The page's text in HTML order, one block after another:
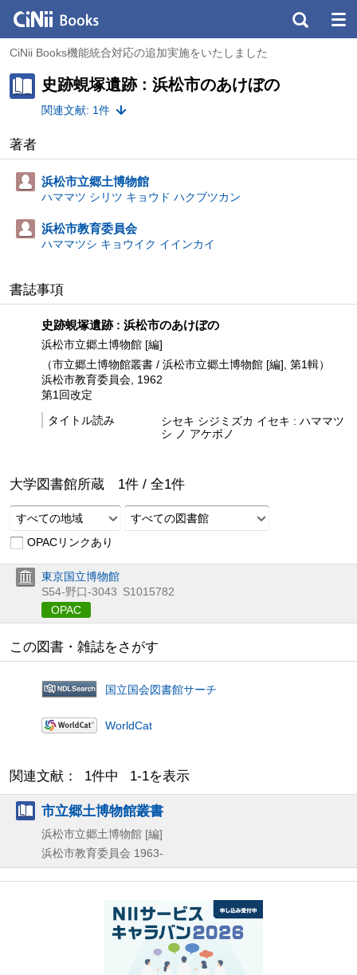
CiNii Books機能統合対応の追加実施をいたしました
史跡蜆塚遺跡 : 浜松市のあけぼの
関連文献: 1件
著者
浜松市立郷土博物館
ハママツ シリツ キョウド ハクブツカン
浜松市教育委員会
ハママツシ キョウイク イインカイ
書誌事項
史跡蜆塚遺跡 : 浜松市のあけぼの
浜松市立郷土博物館 [編]
（市立郷土博物館叢書 / 浜松市立郷土博物館 [編], 第1輯）
浜松市教育委員会, 1962
第1回改定
タイトル読み
シセキ シジミズカ イセキ : ハママツ
シ ノ アケボノ
大学図書館所蔵 1件 / 全1件
すべての地域
すべての図書館
OPACリンクあり
東京国立博物館
S54-野口-3043 S1015782
OPAC
この図書・雑誌をさがす
国立国会図書館サーチ
WorldCat
関連文献： 1件中 1-1を表示
市立郷土博物館叢書
浜松市立郷土博物館 [編]
浜松市教育委員会 1963-